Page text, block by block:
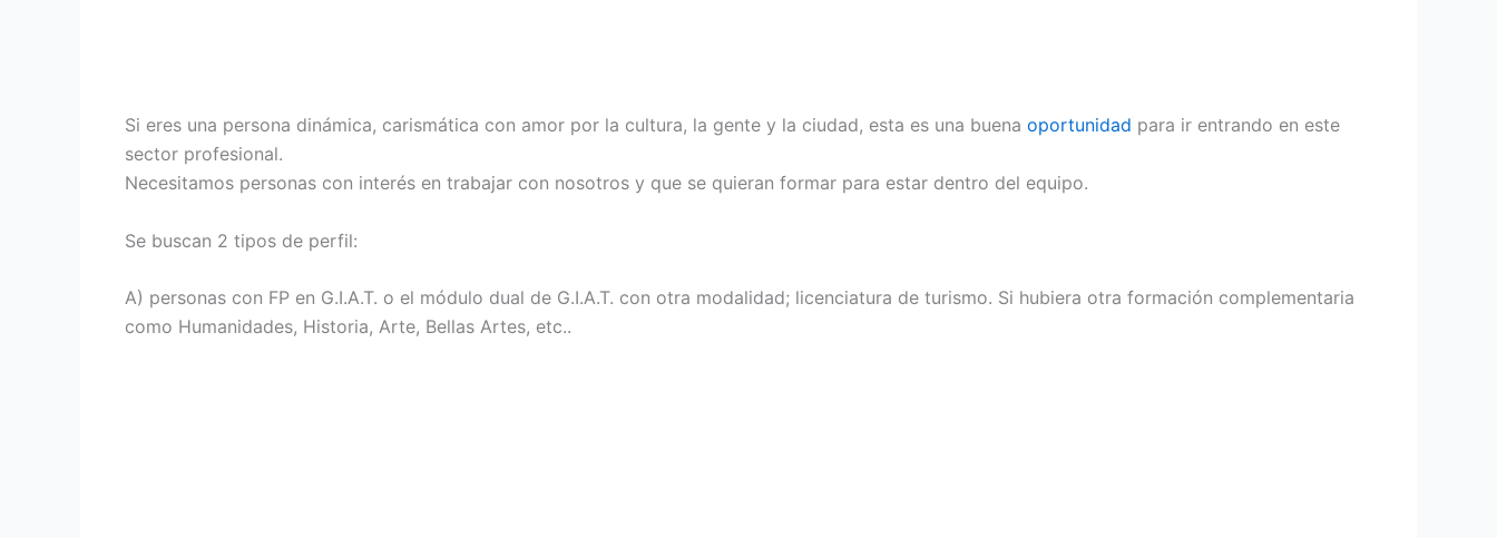
Si eres una persona dinámica, carismática con amor por la cultura, la gente y la ciudad, esta es una buena oportunidad para ir entrando en este
sector profesional.
Necesitamos personas con interés en trabajar con nosotros y que se quieran formar para estar dentro del equipo.
Se buscan 2 tipos de perfil:
A) personas con FP en G.I.A.T. o el módulo dual de G.I.A.T. con otra modalidad; licenciatura de turismo. Si hubiera otra formación complementaria
como Humanidades, Historia, Arte, Bellas Artes, etc..